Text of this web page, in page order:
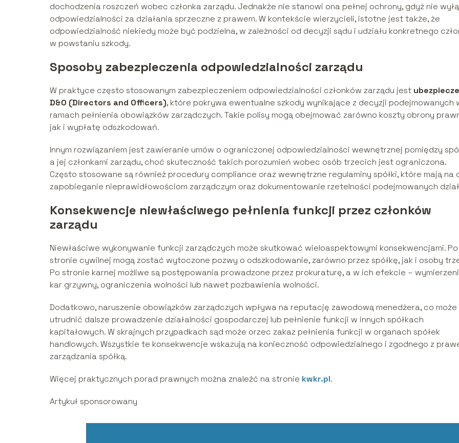
dochodzenia roszczeń wobec członka zarządu. Jednakże nie stanowi ona pełnej ochrony, gdyż nie
odpowiedzialności za działania sprzeczne z prawem. W kontekście wierzycieli, istotne jest także, że
odpowiedzialność niekiedy może być podzielna, w zależności od decyzji sądu i udziału konkretnego
w powstaniu szkody.
Sposoby zabezpieczenia odpowiedzialności zarządu
W praktyce często stosowanym zabezpieczeniem odpowiedzialności członków zarządu jest
D&O (Directors and Officers), które pokrywa ewentualne szkody wynikające z decyzji podejmowanych
ramach pełnienia obowiązków zarządczych. Takie polisy mogą obejmować zarówno koszty obrony
jak i wypłatę odszkodowań.
Innym rozwiązaniem jest zawieranie umów o ograniczonej odpowiedzialności wewnętrznej pomiędzy
a jej członkami zarządu, choć skuteczność takich porozumień wobec osób trzecich jest ograniczona.
Często stosowane są również procedury compliance oraz wewnętrzne regulaminy spółki, które mają na
zapobieganie nieprawidłowościom zarządczym oraz dokumentowanie rzetelności podejmowanych
Konsekwencje niewłaściwego pełnienia funkcji przez członków
zarządu
Niewłaściwe wykonywanie funkcji zarządczych może skutkować wieloaspektowymi konsekwencjami. Po
stronie cywilnej mogą zostać wytoczone pozwy o odszkodowanie, zarówno przez spółkę, jak i osoby
Po stronie karnej możliwe są postępowania prowadzone przez prokuraturę, a w ich efekcie –
kar grzywny, ograniczenia wolności lub nawet pozbawienia wolności.
Dodatkowo, naruszenie obowiązków zarządczych wpływa na reputację zawodową menedżera, co może
utrudnić dalsze prowadzenie działalności gospodarczej lub pełnienie funkcji w innych spółkach
kapitałowych. W skrajnych przypadkach sąd może orzec zakaz pełnienia funkcji w organach spółek
handlowych. Wszystkie te konsekwencje wskazują na konieczność odpowiedzialnego i zgodnego z
zarządzania spółką.
Więcej praktycznych porad prawnych można znaleźć na stronie kwkr.pl.
Artykuł sponsorowany